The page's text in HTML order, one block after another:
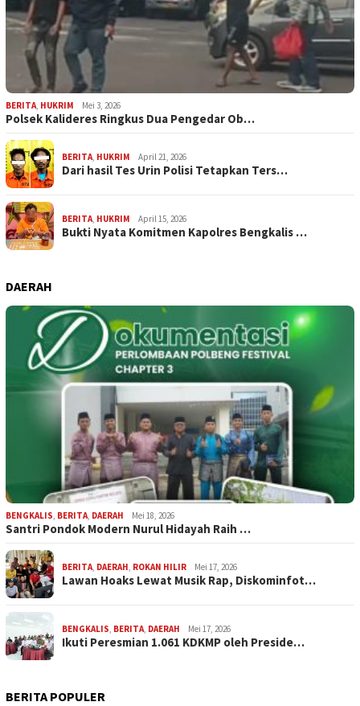
BERITA, HUKRIM Mei 3, 2026
Polsek Kalideres Ringkus Dua Pengedar Ob…
BERITA, HUKRIM April 21, 2026
Dari hasil Tes Urin Polisi Tetapkan Ters…
BERITA, HUKRIM April 15, 2026
Bukti Nyata Komitmen Kapolres Bengkalis …
DAERAH
BENGKALIS, BERITA, DAERAH Mei 18, 2026
Santri Pondok Modern Nurul Hidayah Raih …
BERITA, DAERAH, ROKAN HILIR Mei 17, 2026
Lawan Hoaks Lewat Musik Rap, Diskominfot…
BENGKALIS, BERITA, DAERAH Mei 17, 2026
Ikuti Peresmian 1.061 KDKMP oleh Preside…
BERITA POPULER